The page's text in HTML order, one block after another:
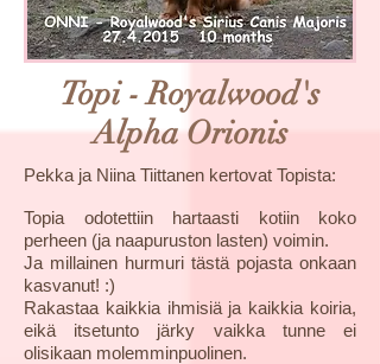
Topi - Royalwood's
Alpha Orionis
Pekka ja Niina Tiittanen kertovat Topista:
Topia odotettiin hartaasti kotiin koko
perheen (ja naapuruston lasten) voimin.
Ja millainen hurmuri tästä pojasta onkaan
kasvanut! :)
Rakastaa kaikkia ihmisiä ja kaikkia koiria,
eikä itsetunto järky vaikka tunne ei
olisikaan molemminpuolinen.